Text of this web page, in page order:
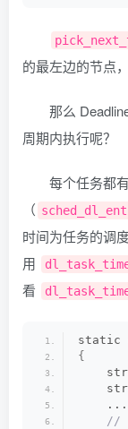
的最左边的节点
那么
周期内执行呢？
每个任务都
（
时间为任务的调
用
看
static
{
    ...
//